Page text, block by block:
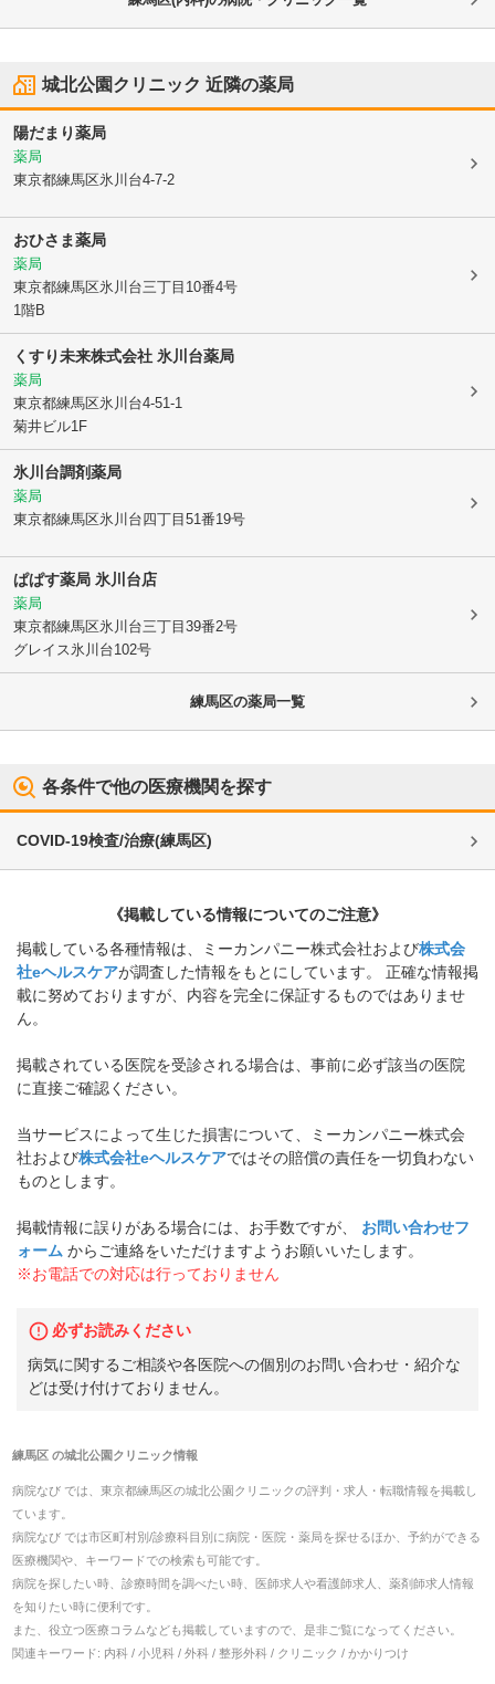
城北公園クリニック 近隣の薬局
陽だまり薬局
薬局
東京都練馬区氷川台4-7-2
おひさま薬局
薬局
東京都練馬区氷川台三丁目10番4号
1階B
くすり未来株式会社 氷川台薬局
薬局
東京都練馬区氷川台4-51-1
菊井ビル1F
氷川台調剤薬局
薬局
東京都練馬区氷川台四丁目51番19号
ぱぱす薬局 氷川台店
薬局
東京都練馬区氷川台三丁目39番2号
グレイス氷川台102号
練馬区の薬局一覧
各条件で他の医療機関を探す
COVID-19検査/治療(練馬区)
《掲載している情報についてのご注意》
掲載している各種情報は、ミーカンパニー株式会社および株式会
社eヘルスケアが調査した情報をもとにしています。 正確な情報掲
載に努めておりますが、内容を完全に保証するものではありませ
ん。
掲載されている医院を受診される場合は、事前に必ず該当の医院
に直接ご確認ください。
当サービスによって生じた損害について、ミーカンパニー株式会
社および株式会社eヘルスケアではその賠償の責任を一切負わない
ものとします。
掲載情報に誤りがある場合には、お手数ですが、
お問い合わせフ
ォーム からご連絡をいただけますようお願いいたします。
※お電話での対応は行っておりません
必ずお読みください
病気に関するご相談や各医院への個別のお問い合わせ・紹介な
どは受け付けておりません。
練馬区の城北公園クリニック情報
病院なび では、 東京都練馬区の城北公園クリニックの評判・求人・転職情報を掲載し
ています。
病院なび では市区町村別/診療科目別に病院・医院・薬局を探せるほか、予約ができる
医療機関や、キーワードでの検索も可能です。
病院を探したい時、診療時間を調べたい時、医師求人や看護師求人、薬剤師求人情報
を知りたい時に便利です。
また、役立つ医療コラムなども掲載していますので、是非ご覧になってください。
関連キーワード: 内科 / 小児科 / 外科 / 整形外科 / クリニック / かかりつけ